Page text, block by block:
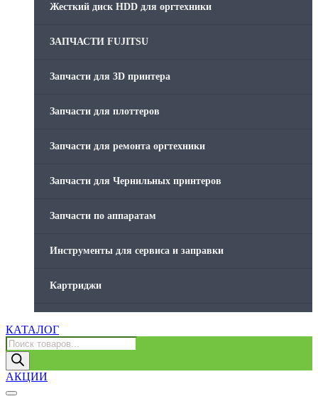
Жесткий диск HDD для оргтехники
ЗАПЧАСТИ FUJITSU
Запчасти для 3D принтера
Запчасти для плоттеров
Запчасти для ремонта оргтехники
Запчасти для Чернильных принтеров
Запчасти по аппаратам
Инструменты для сервиса и заправки
Картриджи
КАТАЛОГ
Поиск
товаров
АКЦИИ